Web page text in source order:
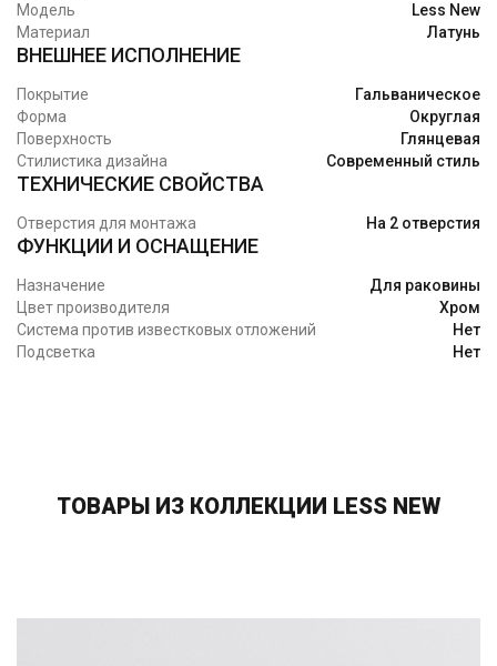
Модель
Less New
Материал
Латунь
ВНЕШНЕЕ ИСПОЛНЕНИЕ
Покрытие
Гальваническое
Форма
Округлая
Поверхность
Глянцевая
Стилистика дизайна
Современный стиль
ТЕХНИЧЕСКИЕ СВОЙСТВА
Отверстия для монтажа На 2 отверстия
ФУНКЦИИ И ОСНАЩЕНИЕ
Назначение
Для раковины
Цвет производителя
Хром
Система против известковых отложений
Нет
Подсветка
Нет
ТОВАРЫ ИЗ КОЛЛЕКЦИИ LESS NEW